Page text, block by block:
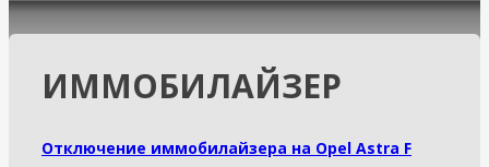
ИММОБИЛАЙЗЕР
Отключение иммобилайзера на Opel Astra F